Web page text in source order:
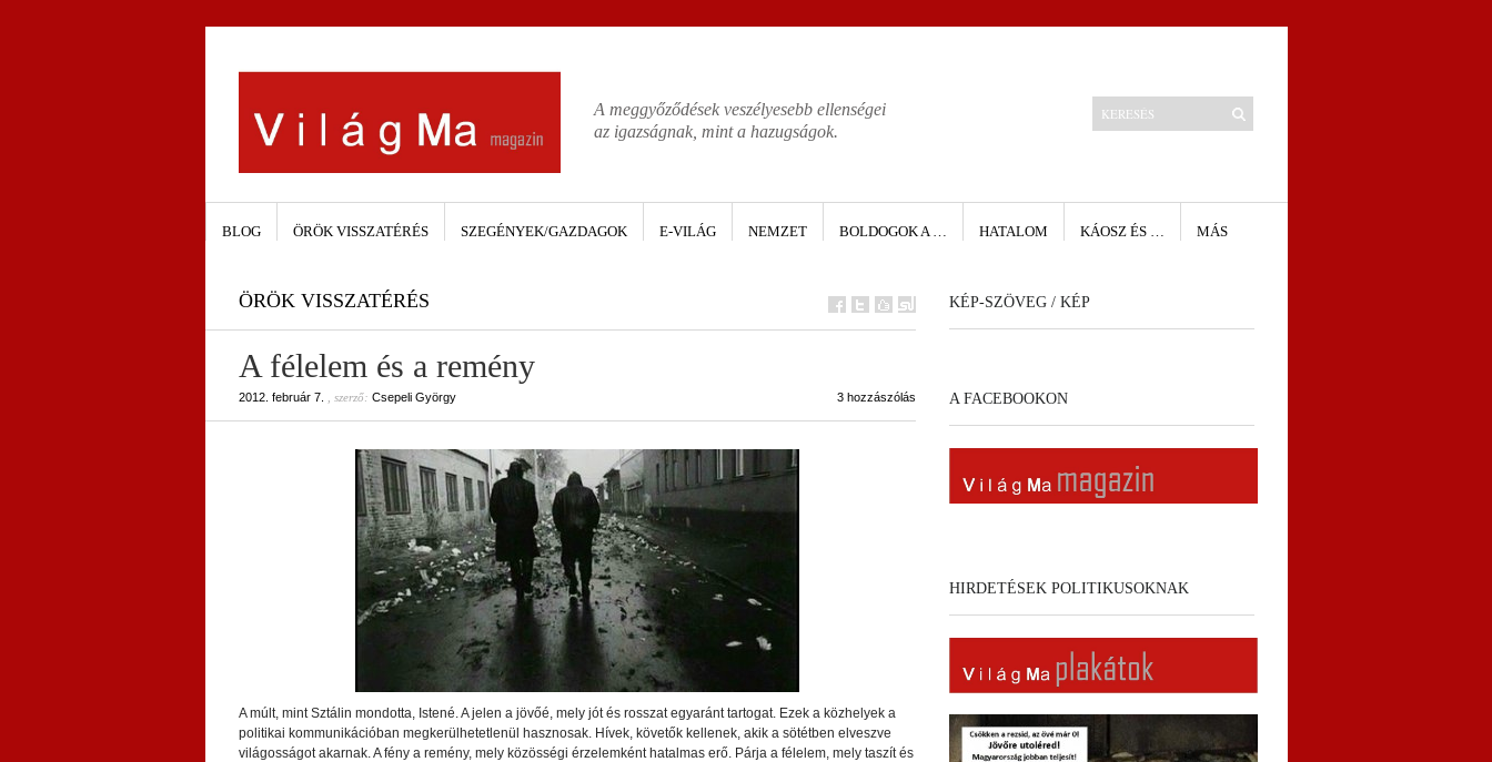
A meggyőződések veszélyesebb ellenségei
az igazságnak, mint a hazugságok.
BLOG ÖRÖK VISSZATÉRÉS SZEGÉNYEK/GAZDAGOK E-VILÁG NEMZET BOLDOGOK A … HATALOM KÁOSZ ÉS … MÁS
ÖRÖK VISSZATÉRÉS
A félelem és a remény
2012. február 7. , szerző: Csepeli György 3 hozzászólás
A múlt, mint Sztálin mondotta, Istené. A jelen a jövőé, mely jót és rosszat egyaránt tartogat. Ezek a közhelyek a
politikai kommunikációban megkerülhetetlenül hasznosak. Hívek, követők kellenek, akik a sötétben elveszve
világosságot akarnak. A fény a remény, mely közösségi érzelemként hatalmas erő. Párja a félelem, mely taszít és
KÉP-SZÖVEG / KÉP
A FACEBOOKON
HIRDETÉSEK POLITIKUSOKNAK